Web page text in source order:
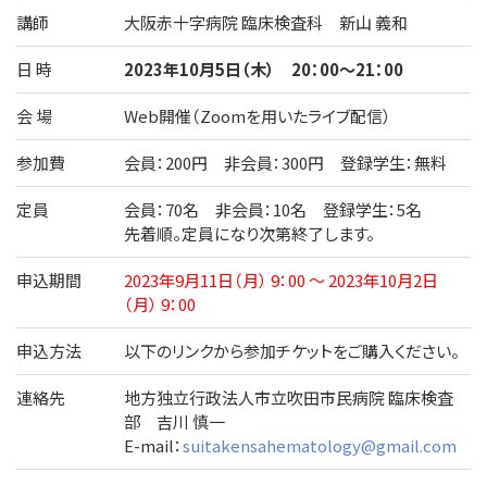
講師 大阪赤十字病院 臨床検査科 新山 義和
日 時 2023年10月5日（木） 20：00～21：00
会 場 Web開催（Zoomを用いたライブ配信）
参加費 会員：200円 非会員：300円 登録学生：無料
定員
会員：70名 非会員：10名 登録学生：5名
先着順。定員になり次第終了します。
申込期間
2023年9月11日（月） 9：00 ～ 2023年10月2日
（月） 9：00
申込方法 以下のリンクから参加チケットをご購入ください。
連絡先
地方独立行政法人市立吹田市民病院 臨床検査
部 吉川 慎一
E-mail：suitakensahematology@gmail.com